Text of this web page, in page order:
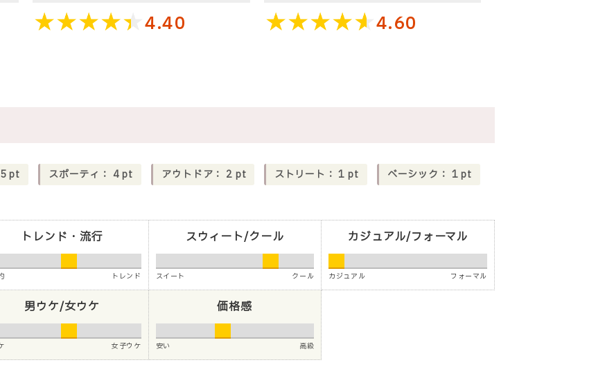
4.40 4.60
5pt スポーティ： 4pt アウトドア： 2 pt ストリート：1 pt ベーシック： 1pt
トレンド・流行
トレンド
スウィート/クール
スイート クール
カジュアル/フォーマル
カジュアル フォーマル
男ウケ/女ウケ
女子ウケ
価格感
安い 高級